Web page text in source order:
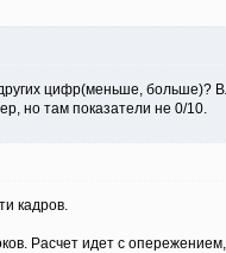
цифр(меньше, больше)?
но там показатели не 0/10.
кадров.
Расчет идет с